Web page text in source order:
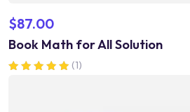
$87.00
Book Math for All Solution
(1)